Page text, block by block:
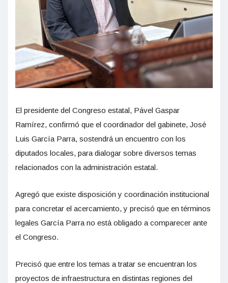
El presidente del Congreso estatal, Pável Gaspar
Ramírez, confirmó que el coordinador del gabinete, José
Luis García Parra, sostendrá un encuentro con los
diputados locales, para dialogar sobre diversos temas
relacionados con la administración estatal.
Agregó que existe disposición y coordinación institucional
para concretar el acercamiento, y precisó que en términos
legales García Parra no está obligado a comparecer ante
el Congreso.
Precisó que entre los temas a tratar se encuentran los
proyectos de infraestructura en distintas regiones del